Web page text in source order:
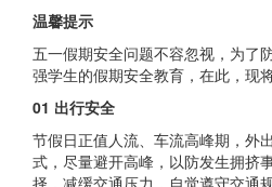
温馨提示
五一假期安全问题不容忽视，为了
强学生的假期安全教育，在此，现
01 出行安全
节假日正值人流、车流高峰期，外
式，尽量避开高峰，以防发生拥挤
择，减缓交通压力，自觉遵守交通